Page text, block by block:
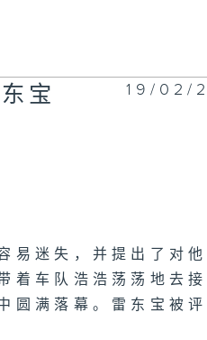
宝 19/02/
易迷失，并提出了对他
着车队浩浩荡荡地去接
圆满落幕。雷东宝被评